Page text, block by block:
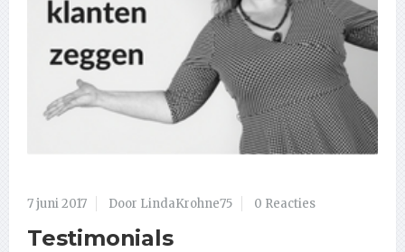
7 juni 2017 Door LindaKrohne75 0 Reacties
Testimonials